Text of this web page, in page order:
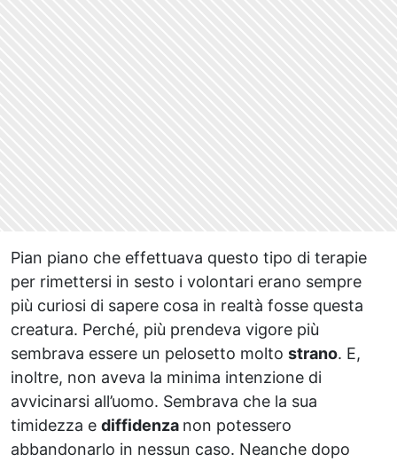
Pian piano che effettuava questo tipo di terapie
per rimettersi in sesto i volontari erano sempre
più curiosi di sapere cosa in realtà fosse questa
creatura. Perché, più prendeva vigore più
sembrava essere un pelosetto molto strano. E,
inoltre, non aveva la minima intenzione di
avvicinarsi all’uomo. Sembrava che la sua
timidezza e diffidenza non potessero
abbandonarlo in nessun caso. Neanche dopo